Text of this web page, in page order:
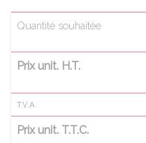
Quantité souhaitée
Prix unit. H.T.
T.V.A.
Prix unit. T.T.C.